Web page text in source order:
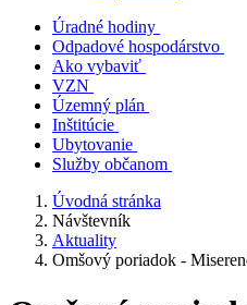
Úradné hodiny
Odpadové hospodárstvo
Ako vybaviť
VZN
Územný plán
Inštitúcie
Ubytovanie
Služby občanom
Úvodná stránka
Návštevník
Aktuality
Omšový poriadok -